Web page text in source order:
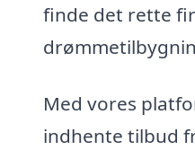
finde det rette
Med vores
indhente tilbud